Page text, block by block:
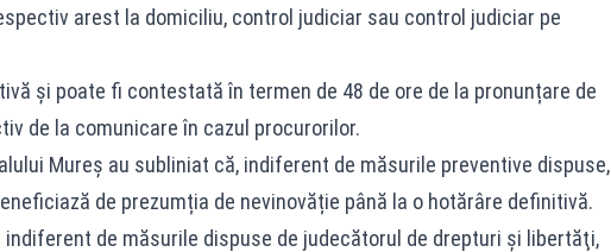
arest la domiciliu, control judiciar sau control judiciar pe
și poate fi contestată în termen de 48 de ore de la pronunțare de
de la comunicare în cazul procurorilor.
Mureș au subliniat că, indiferent de măsurile preventive dispuse,
de prezumția de nevinovăție până la o hotărâre definitivă.
indiferent de măsurile dispuse de judecătorul de drepturi şi libertăţi,